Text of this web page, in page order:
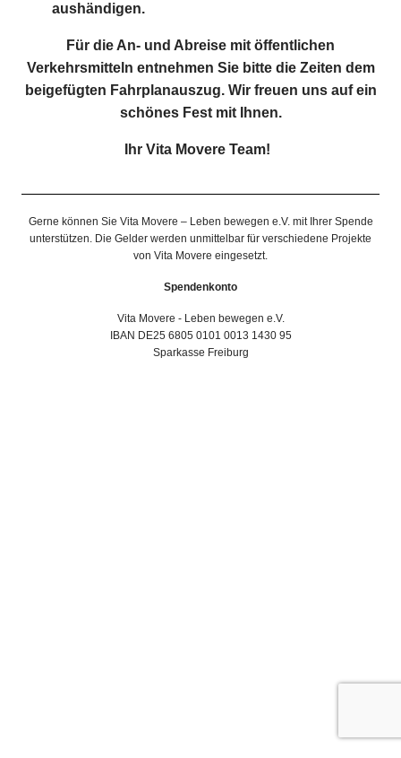
aushändigen.
Für die An- und Abreise mit öffentlichen
Verkehrsmitteln entnehmen Sie bitte die Zeiten dem
beigefügten Fahrplanauszug. Wir freuen uns auf ein
schönes Fest mit Ihnen.
Ihr Vita Movere Team!
Gerne können Sie Vita Movere – Leben bewegen e.V. mit Ihrer Spende
unterstützen. Die Gelder werden unmittelbar für verschiedene Projekte
von Vita Movere eingesetzt.
Spendenkonto
Vita Movere - Leben bewegen e.V.
IBAN DE25 6805 0101 0013 1430 95
Sparkasse Freiburg